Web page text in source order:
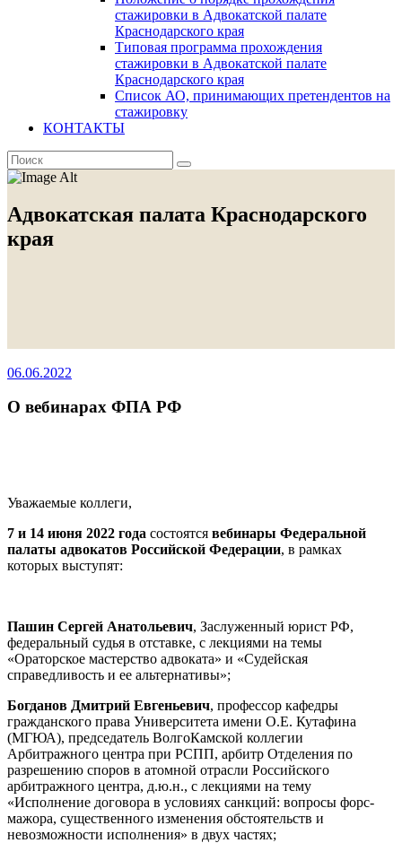
стажировки в Адвокатской палате
Краснодарского края
Типовая программа прохождения
стажировки в Адвокатской палате
Краснодарского края
Список АО, принимающих претендентов на
стажировку
КОНТАКТЫ
Адвокатская палата Краснодарского
края
06.06.2022
О вебинарах ФПА РФ
Уважаемые коллеги,
7 и 14 июня 2022 года состоятся вебинары Федеральной
палаты адвокатов Российской Федерации, в рамках
которых выступят:
Пашин Сергей Анатольевич, Заслуженный юрист РФ,
федеральный судья в отставке, с лекциями на темы
«Ораторское мастерство адвоката» и «Судейская
справедливость и ее альтернативы»;
Богданов Дмитрий Евгеньевич, профессор кафедры
гражданского права Университета имени О.Е. Кутафина
(МГЮА), председатель ВолгоКамской коллегии
Арбитражного центра при РСПП, арбитр Отделения по
разрешению споров в атомной отрасли Российского
арбитражного центра, д.ю.н., с лекциями на тему
«Исполнение договора в условиях санкций: вопросы форс-
мажора, существенного изменения обстоятельств и
невозможности исполнения» в двух частях;